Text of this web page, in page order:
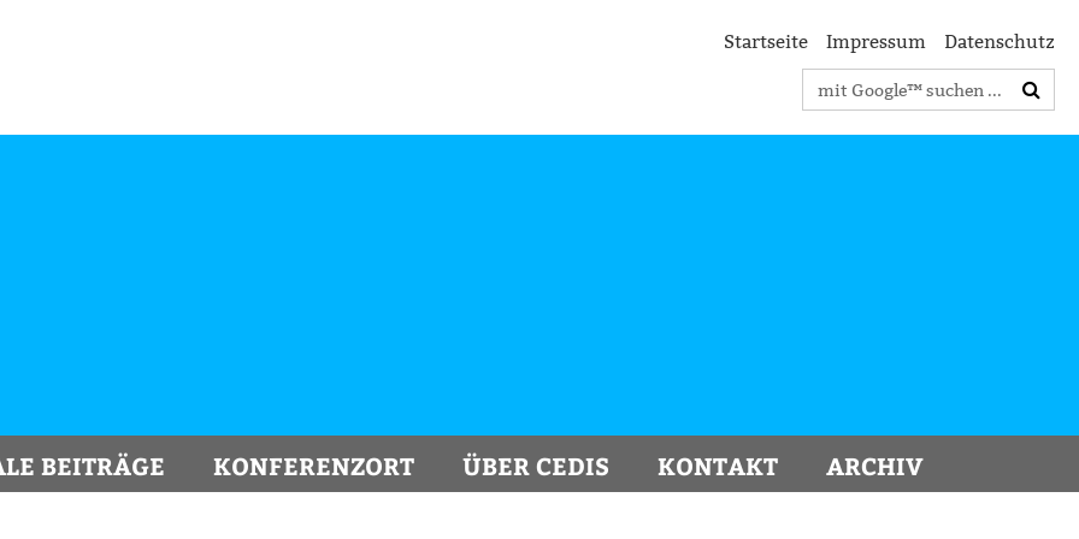
Startseite Impressum
Datenschutz
Suchbegriffe
BEITRÄGE KONFERENZORT ÜBER CEDIS KONTAKT ARCHIV